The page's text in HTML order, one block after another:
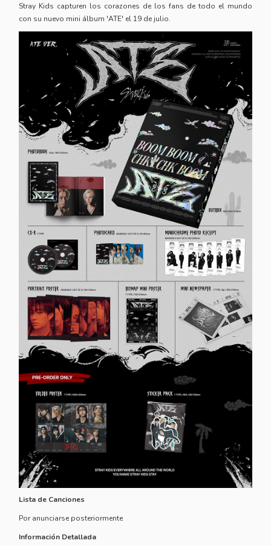
Stray Kids capturen los corazones de los fans de todo el mundo
con su nuevo mini álbum 'ATE' el 19 de julio.
Lista de Canciones
Por anunciarse posteriormente
Información Detallada